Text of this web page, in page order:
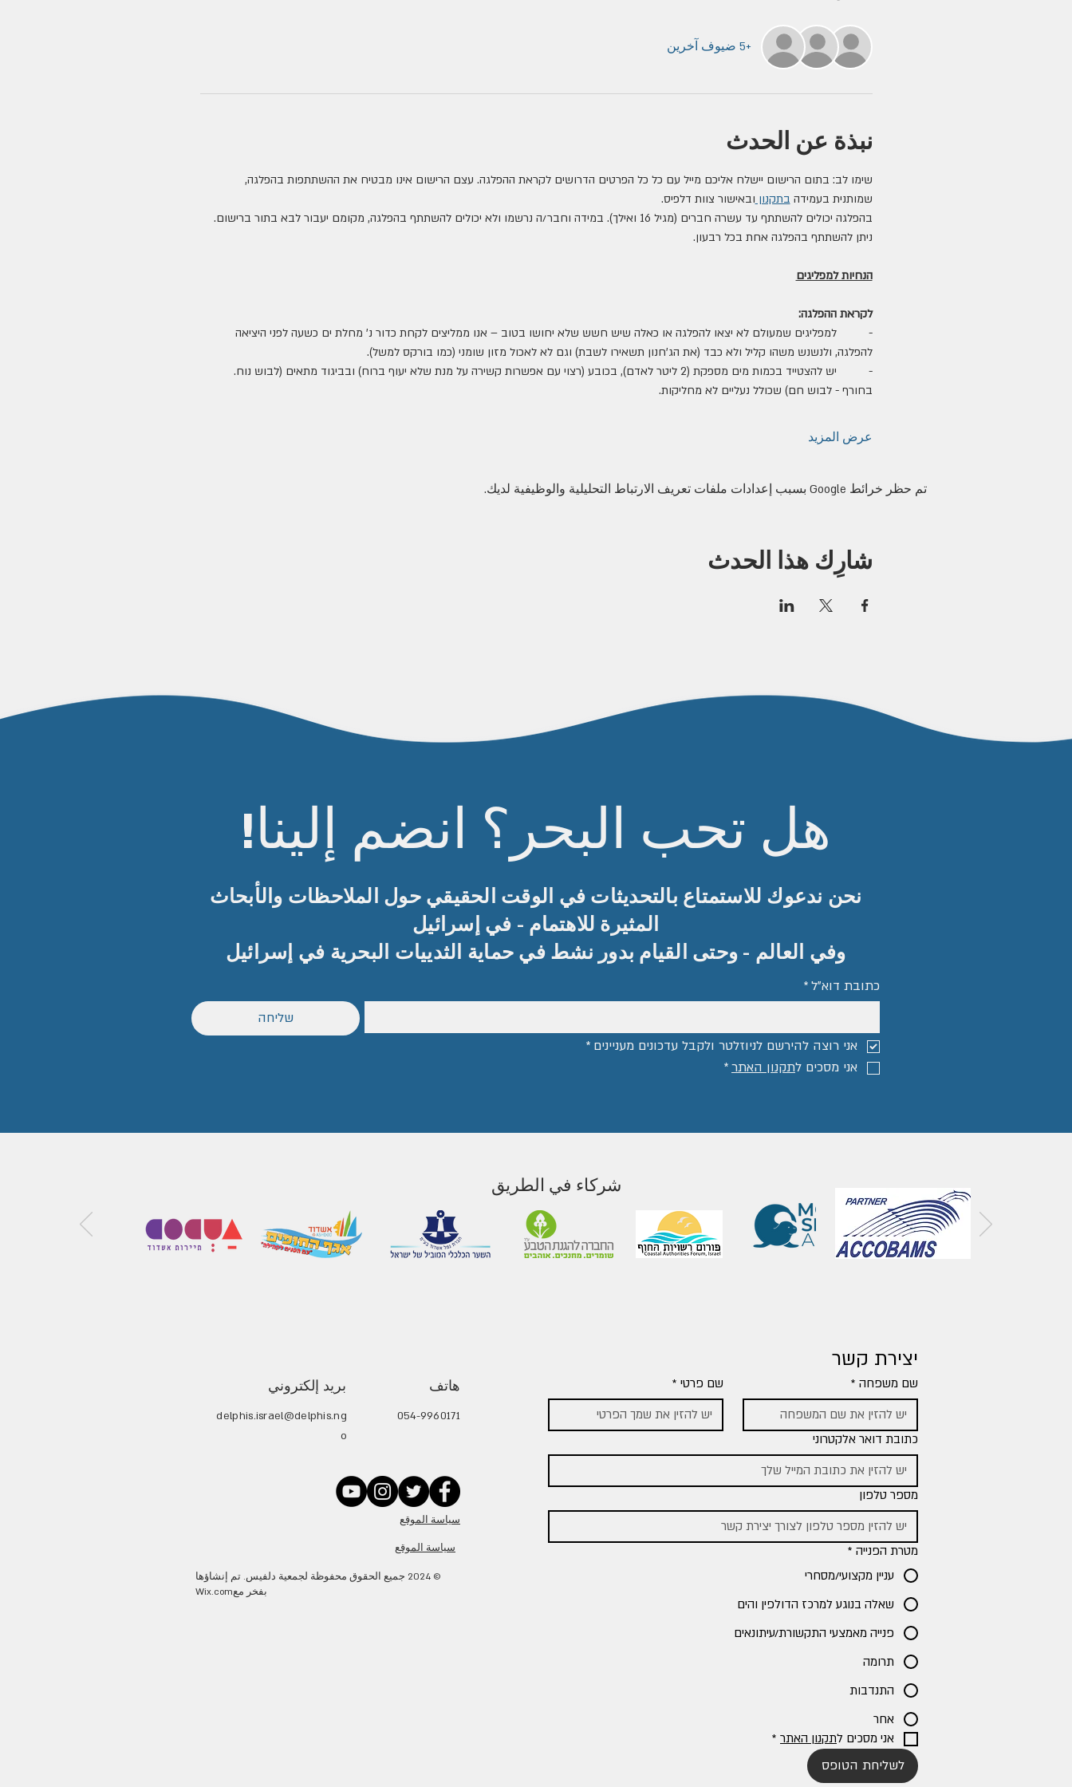
+5 ضيوف آخرين
نبذة عن الحدث
שימו לב: בתום הרישום יישלח אליכם מייל עם כל כל הפרטים הדרושים לקראת ההפלגה. עצם הרישום אינו מבטיח את ההשתתפות בהפלגה,
שמותנית בעמידה בתקנון ובאישור צוות דלפיס.
בהפלגה יכולים להשתתף עד עשרה חברים (מגיל 16 ואילך). במידה וחבר/ה נרשמו ולא יכולים להשתתף בהפלגה, מקומם יעבור לבא בתור ברישום.
ניתן להשתתף בהפלגה אחת בכל רבעון.
הנחיות למפליגים
לקראת ההפלגה:
-          למפליגים שמעולם לא יצאו להפלגה או כאלה שיש חשש שלא יחושו בטוב – אנו ממליצים לקחת כדור נ' מחלת ים כשעה לפני היציאה
להפלגה, ולנשנש משהו קליל ולא כבד (את הג'חנון תשאירו לשבת) וגם לא לאכול מזון שומני (כמו בורקס למשל).
-          יש להצטייד בכמות מים מספקת (2 ליטר לאדם), בכובע (רצוי עם אפשרות קשירה על מנת שלא יעוף ברוח) ובביגוד מתאים (לבוש נוח.
בחורף - לבוש חם) שכולל נעליים לא מחליקות.
عرض المزيد
تم حظر خرائط Google بسبب إعدادات ملفات تعريف الارتباط التحليلية والوظيفية لديك.
شارِك هذا الحدث
هل تحب البحر؟ انضم إلينا!
نحن ندعوك للاستمتاع بالتحديثات في الوقت الحقيقي حول الملاحظات والأبحاث
المثيرة للاهتمام - في إسرائيل
وفي العالم - وحتى القيام بدور نشط في حماية الثدييات البحرية في إسرائيل
כתובת דוא"ל*
שליחה
אני רוצה להירשם לניוזלטר ולקבל עדכונים מעניינים *
אני מסכים לתקנון האתר*
شركاء في الطريق
هاتف بريد إلكتروني
054-9960171
delphis.israel@delphis.ng
o
سياسة الموقع
سياسة الموقع
© 2024 جميع الحقوق محفوظة لجمعية دلفيس. تم إنشاؤها
بفخر معWix.com
יצירת קשר
שם משפחה * שם פרטי *
כתובת דואר אלקטרוני
מספר טלפון
מטרת הפנייה *
עניין מקצועי/מסחרי
שאלה בנוגע למרכז הדולפין והים
פנייה מאמצעי התקשורת/עיתונאים
תרומה
התנדבות
אחר
אני מסכים לתקנון האתר *
לשליחת הטופס